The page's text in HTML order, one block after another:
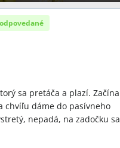
sa pretáča a plazí. Začína
chvíľu dáme do pasívneho
nepadá, na zadočku sa